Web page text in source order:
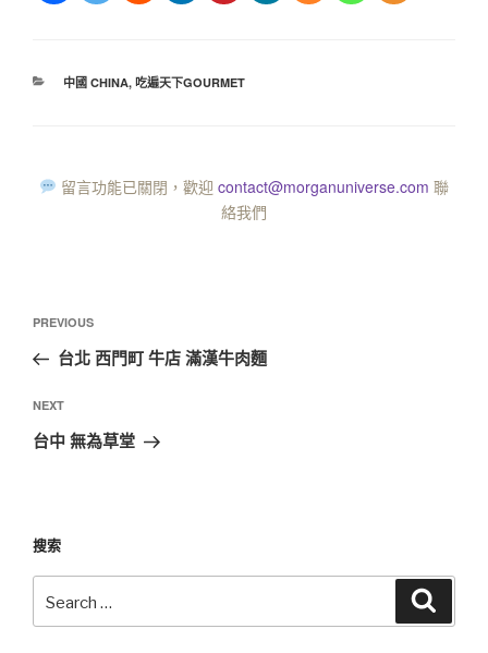
中國 CHINA, 吃遍天下GOURMET
留言功能已關閉，歡迎 contact@morganuniverse.com 聯
絡我們
PREVIOUS
台北 西門町 牛店 滿漢牛肉麵
NEXT
台中 無為草堂
搜索